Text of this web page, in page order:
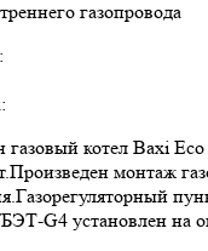
газопровода
газовый котел Baxi
монтаж
G4 установлен на